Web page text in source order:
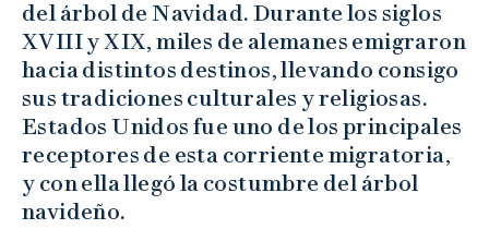
del árbol de Navidad. Durante los siglos
XVIII y XIX, miles de alemanes emigraron
hacia distintos destinos, llevando consigo
sus tradiciones culturales y religiosas.
Estados Unidos fue uno de los principales
receptores de esta corriente migratoria,
y con ella llegó la costumbre del árbol
navideño.